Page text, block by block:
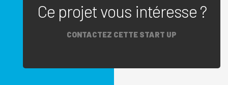
Ce projet vous intéresse ?
CONTACTEZ CETTE START UP